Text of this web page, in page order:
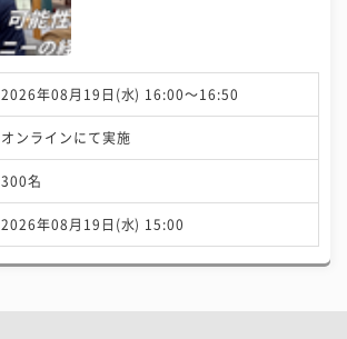
2026年08月19日(水) 16:00〜16:50
オンラインにて実施
300名
2026年08月19日(水) 15:00